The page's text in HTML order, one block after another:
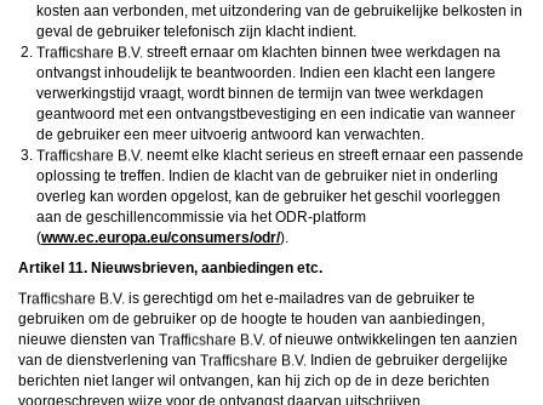
kosten aan verbonden, met uitzondering van de gebruikelijke belkosten in
geval de gebruiker telefonisch zijn klacht indient.
streeft ernaar om klachten binnen twee werkdagen na
ontvangst inhoudelijk te beantwoorden. Indien een klacht een langere
verwerkingstijd vraagt, wordt binnen de termijn van twee werkdagen
geantwoord met een ontvangstbevestiging en een indicatie van wanneer
de gebruiker een meer uitvoerig antwoord kan verwachten.
neemt elke klacht serieus en streeft ernaar een passende
oplossing te treffen. Indien de klacht van de gebruiker niet in onderling
overleg kan worden opgelost, kan de gebruiker het geschil voorleggen
aan de geschillencommissie via het ODR-platform
(www.ec.europa.eu/consumers/odr/).
Artikel 11. Nieuwsbrieven, aanbiedingen etc.
is gerechtigd om het e-mailadres van de gebruiker te
gebruiken om de gebruiker op de hoogte te houden van aanbiedingen,
nieuwe diensten van
of nieuwe ontwikkelingen ten aanzien
van de dienstverlening van
Indien de gebruiker dergelijke
berichten niet langer wil ontvangen, kan hij zich op de in deze berichten
voorgeschreven wijze voor de ontvangst daarvan uitschrijven.